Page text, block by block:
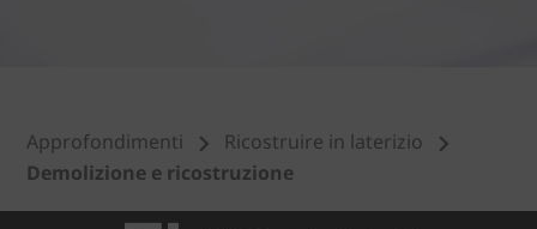
Approfondimenti
Ricostruire in laterizio
Demolizione e ricostruzione